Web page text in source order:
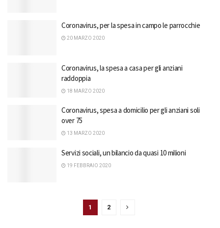
Coronavirus, per la spesa in campo le parrocchie
20 MARZO 2020
Coronavirus, la spesa a casa per gli anziani
raddoppia
18 MARZO 2020
Coronavirus, spesa a domicilio per gli anziani soli
over 75
13 MARZO 2020
Servizi sociali, un bilancio da quasi 10 milioni
19 FEBBRAIO 2020
1 2